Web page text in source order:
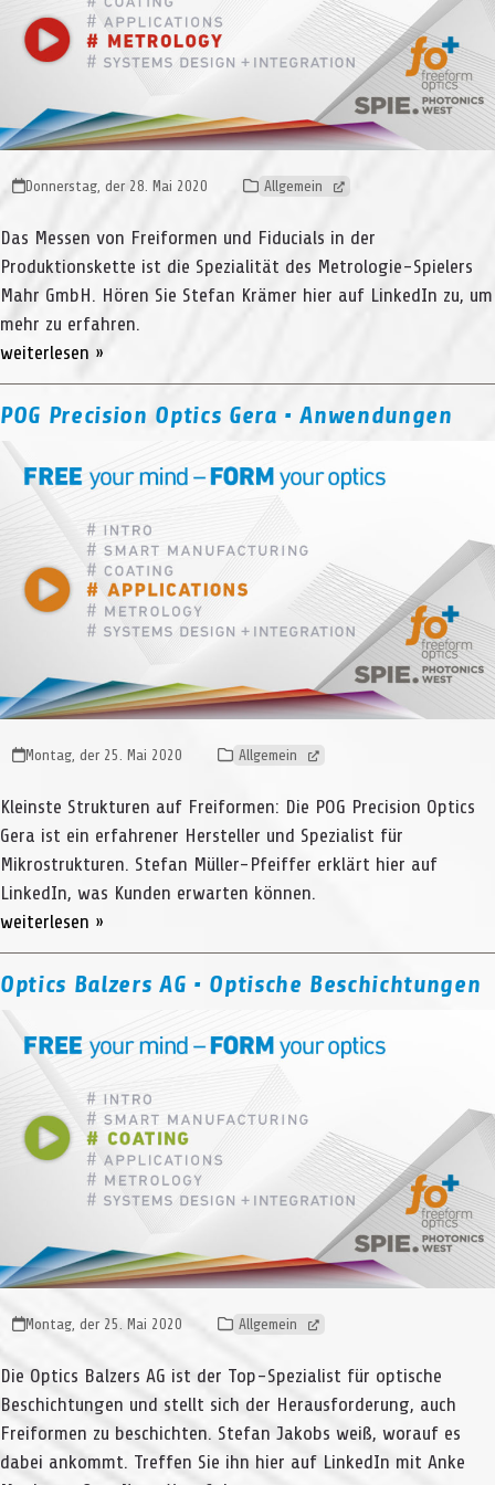
Donnerstag, der 28. Mai 2020 Allgemein
Das Messen von Freiformen und Fiducials in der
Produktionskette ist die Spezialität des Metrologie-Spielers
Mahr GmbH. Hören Sie Stefan Krämer hier auf LinkedIn zu, um
mehr zu erfahren.
weiterlesen »
POG Precision Optics Gera • Anwendungen
Montag, der 25. Mai 2020 Allgemein
Kleinste Strukturen auf Freiformen: Die POG Precision Optics
Gera ist ein erfahrener Hersteller und Spezialist für
Mikrostrukturen. Stefan Müller-Pfeiffer erklärt hier auf
LinkedIn, was Kunden erwarten können.
weiterlesen »
Optics Balzers AG • Optische Beschichtungen
Montag, der 25. Mai 2020 Allgemein
Die Optics Balzers AG ist der Top-Spezialist für optische
Beschichtungen und stellt sich der Herausforderung, auch
Freiformen zu beschichten. Stefan Jakobs weiß, worauf es
dabei ankommt. Treffen Sie ihn hier auf LinkedIn mit Anke